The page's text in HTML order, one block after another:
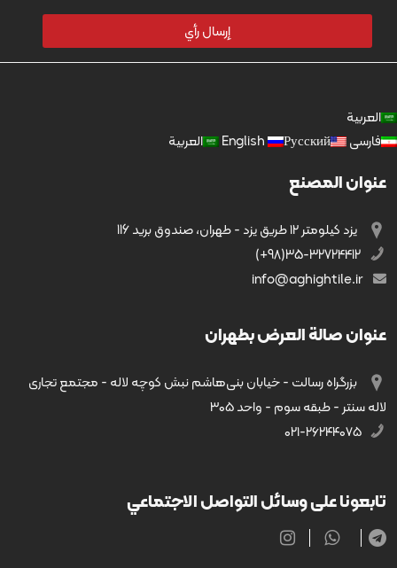
العربية
فارسی
English Русский العربية
عنوان المصنع
يزد کیلومتر ۱۲ طریق يزد - طهران، صندوق بريد 116
عنوان صالة العرض بطهران
بزرگراه رسالت - خیابان بنی‌هاشم نبش کوچه لاله - مجتمع تجاری
لاله سنتر - طبقه سوم - واحد ۳۰۵
۰۲۱-۲۶۲۴۴۰۷۵
تابعونا على وسائل التواصل الاجتماعي